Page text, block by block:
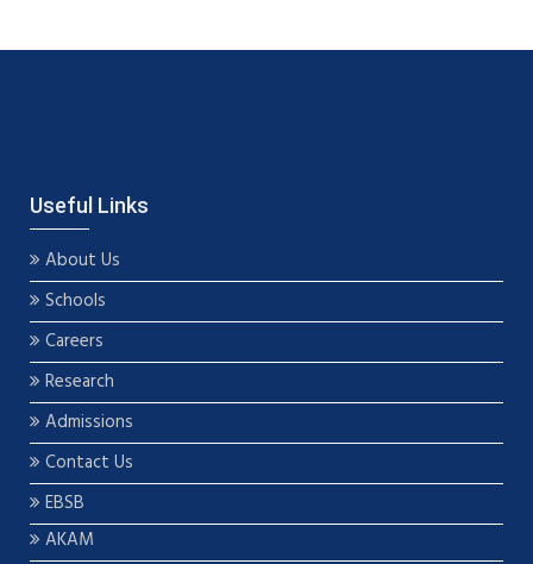
Useful Links
About Us
Schools
Careers
Research
Admissions
Contact Us
EBSB
AKAM